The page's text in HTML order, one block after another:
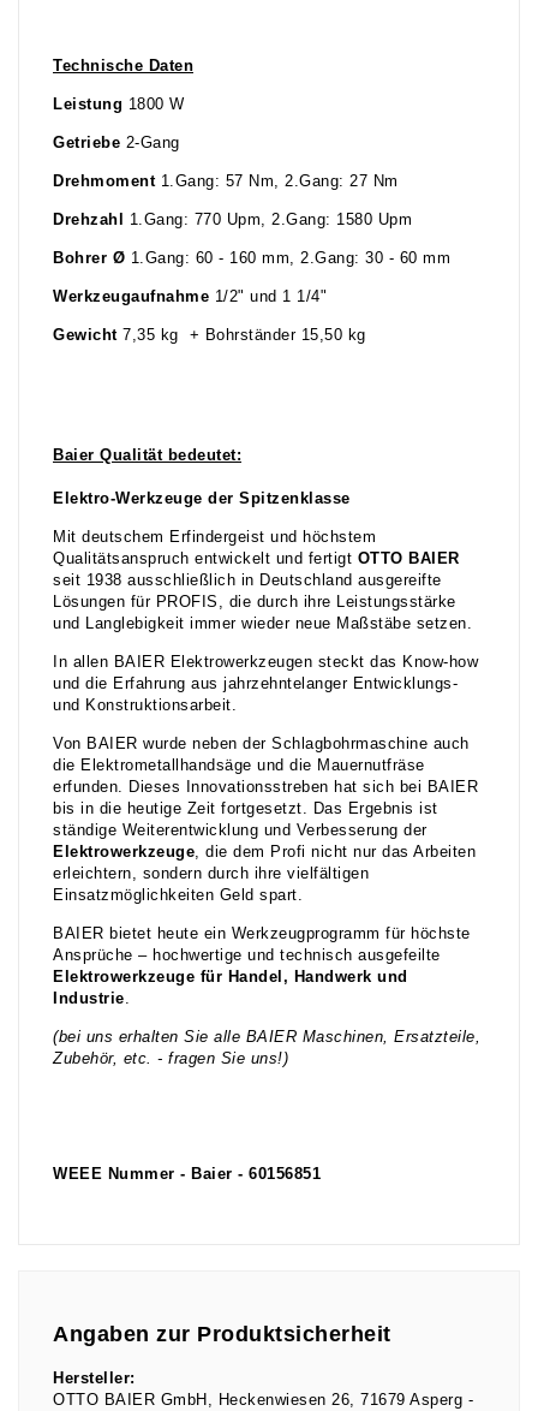
Technische Daten
Leistung 1800 W
Getriebe 2-Gang
Drehmoment1.Gang: 57 Nm, 2.Gang: 27 Nm
Drehzahl 1.Gang: 770 Upm, 2.Gang: 1580 Upm
Bohrer Ø 1.Gang: 60 - 160 mm, 2.Gang: 30 - 60 mm
Werkzeugaufnahme 1/2" und 1 1/4"
Gewicht7,35 kg + Bohrständer 15,50 kg
Baier Qualität bedeutet:
Elektro-Werkzeuge der Spitzenklasse
Mit deutschem Erfindergeist und höchstem
Qualitätsanspruch entwickelt und fertigt OTTO BAIER
seit 1938 ausschließlich in Deutschland ausgereifte
Lösungen für PROFIS, die durch ihre Leistungsstärke
und Langlebigkeit immer wieder neue Maßstäbe setzen.
In allen BAIER Elektrowerkzeugen steckt das Know-how
und die Erfahrung aus jahrzehntelanger Entwicklungs-
und Konstruktionsarbeit.
Von BAIER wurde neben der Schlagbohrmaschine auch
die Elektrometallhandsäge und die Mauernutfräse
erfunden. Dieses Innovationsstreben hat sich bei BAIER
bis in die heutige Zeit fortgesetzt. Das Ergebnis ist
ständige Weiterentwicklung und Verbesserung der
Elektrowerkzeuge, die dem Profi nicht nur das Arbeiten
erleichtern, sondern durch ihre vielfältigen
Einsatzmöglichkeiten Geld spart.
BAIER bietet heute ein Werkzeugprogramm für höchste
Ansprüche – hochwertige und technisch ausgefeilte
Elektrowerkzeuge für Handel, Handwerk und
Industrie.
(bei uns erhalten Sie alle BAIER Maschinen, Ersatzteile,
Zubehör, etc. - fragen Sie uns!)
WEEE Nummer - Baier - 60156851
Angaben zur Produktsicherheit
Hersteller:
OTTO BAIER GmbH
Heckenwiesen 26 71679 Asperg